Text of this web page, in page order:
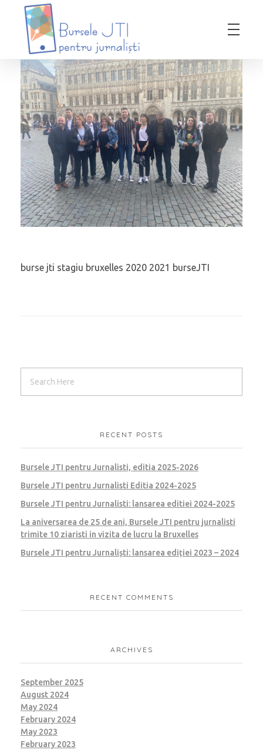
Bursele JTI pentru Jurnalisti
ediția 2018-2019
burse jti stagiu bruxelles 2020 2021 burseJTI
RECENT POSTS
Bursele JTI pentru Jurnalisti, editia 2025-2026
Bursele JTI pentru Jurnalisti Editia 2024-2025
Bursele JTI pentru Jurnalisti: lansarea editiei 2024-2025
La aniversarea de 25 de ani, Bursele JTI pentru jurnalisti
trimite 10 ziaristi in vizita de lucru la Bruxelles
Bursele JTI pentru Jurnaliști: lansarea ediției 2023 – 2024
RECENT COMMENTS
ARCHIVES
September 2025
August 2024
May 2024
February 2024
May 2023
February 2023